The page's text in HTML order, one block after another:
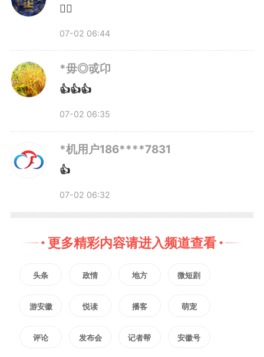
👌🏻
07-02 06:44
*毋◎戓卬
👍👍👍
07-02 06:35
*机用户186****7831
👍
07-02 06:32
更多精彩内容请进入频道查看
头条 政情 地方 微短剧
游安徽 悦读 播客 萌宠
评论 发布会 记者帮 安徽号